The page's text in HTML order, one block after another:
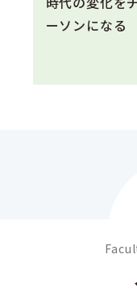
ーソンになる